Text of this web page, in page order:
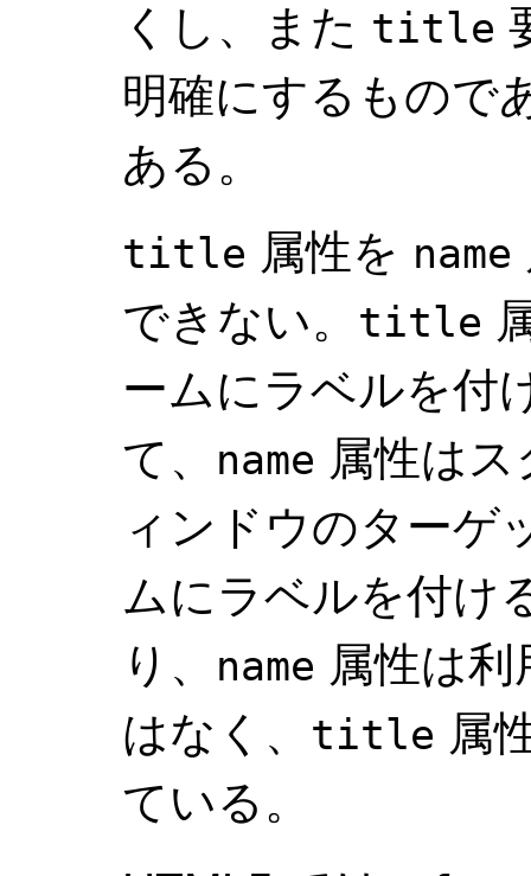
くし、また title
明確にするもので
ある。
title 属性を name
できない。 title
ームにラベルを付
て、 name 属性は
ィンドウのターゲ
ムにラベルを付け
り、 name 属性は
はなく、 title 属
ている。